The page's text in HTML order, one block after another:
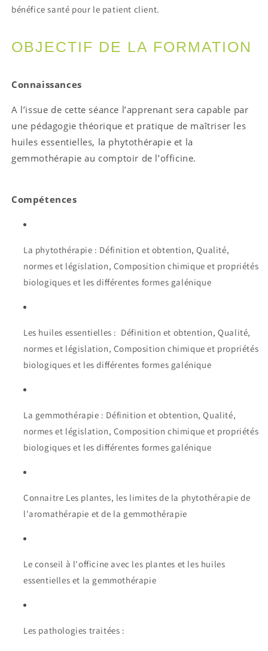
bénéfice santé pour le patient client.
OBJECTIF DE LA FORMATION
Connaissances
A l’issue de cette séance l’apprenant sera capable par
une pédagogie théorique et pratique de maîtriser les
huiles essentielles, la phytothérapie et la
gemmothérapie au comptoir de l’officine.
Compétences
La phytothérapie : Définition et obtention, Qualité,
normes et législation, Composition chimique et propriétés
biologiques et les différentes formes galénique
Les huiles essentielles : Définition et obtention, Qualité,
normes et législation, Composition chimique et propriétés
biologiques et les différentes formes galénique
La gemmothérapie : Définition et obtention, Qualité,
normes et législation, Composition chimique et propriétés
biologiques et les différentes formes galénique
Connaitre Les plantes, les limites de la phytothérapie de
l'aromathérapie et de la gemmothérapie
Le conseil à l'officine avec les plantes et les huiles
essentielles et la gemmothérapie
Les pathologies traitées :